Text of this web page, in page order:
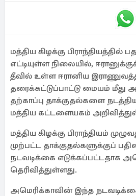
மத்திய கிழக்கு
எட்டியுள்ள நிலையில்,
தீவில் உள்ள ஈரானிய
தரைக்கட்டுப்பாட்டு மையம் மீது
தற்காப்பு தாக்குதல்களை
மத்திய கட்டளையகம்
மத்திய கிழக்கு பிராந்தியம்
முற்பட்ட தாக்குதல்களுக்குப்
நடவடிக்கை எடுக்கப்பட்டதாக
தெரிவித்துள்ளது.
அமெரிக்காவின் இந்த